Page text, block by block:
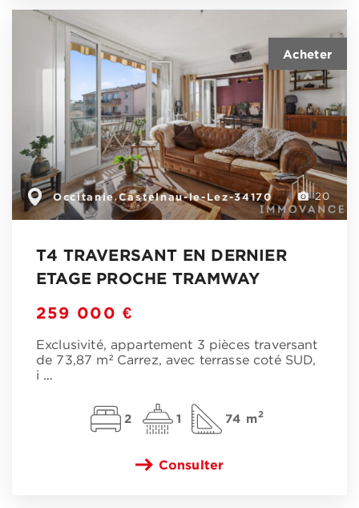
20
Occitanie,Castelnau-le-Lez-34170
T4 TRAVERSANT EN DERNIER
ETAGE PROCHE TRAMWAY
259 000 €
Exclusivité, appartement 3 pièces traversant
de 73,87 m² Carrez, avec terrasse coté SUD,
i …
2 1 74 m2
Consulter